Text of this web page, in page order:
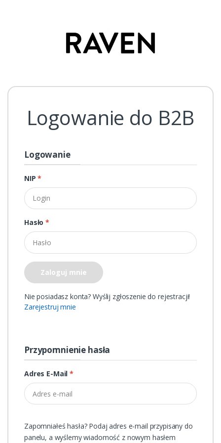
Logowanie do B2B
Logowanie
NIP*
Hasło*
Zaloguj mnie
Nie posiadasz konta? Wyślij zgłoszenie do rejestracji!
Zarejestruj mnie
Przypomnienie hasła
Adres E-Mail*
Zapomniałeś hasła? Podaj adres e-mail przypisany do
panelu, a wyślemy wiadomość z nowym hasłem